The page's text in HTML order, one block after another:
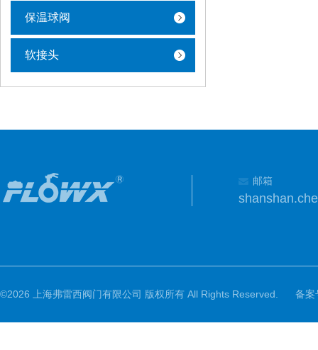
保温球阀
软接头
邮箱
©2026 上海弗雷西阀门有限公司 版权所有 All Rights Reserved. 备案